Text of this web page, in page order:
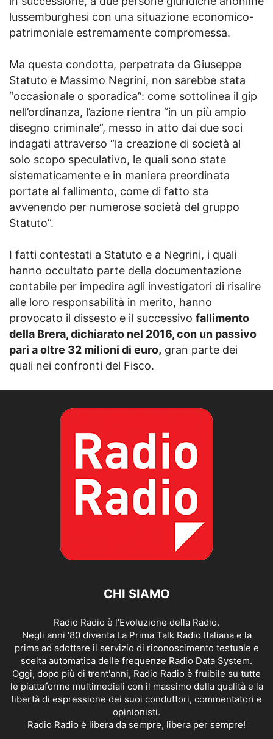
lussemburghesi con una situazione economico-
patrimoniale estremamente compromessa.
Ma questa condotta, perpetrata da Giuseppe
Statuto e Massimo Negrini, non sarebbe stata
“occasionale o sporadica”: come sottolinea il gip
nell’ordinanza, l’azione rientra “in un più ampio
disegno criminale”, messo in atto dai due soci
indagati attraverso “la creazione di società al
solo scopo speculativo, le quali sono state
sistematicamente e in maniera preordinata
portate al fallimento, come di fatto sta
avvenendo per numerose società del gruppo
Statuto”.
I fatti contestati a Statuto e a Negrini, i quali
hanno occultato parte della documentazione
contabile per impedire agli investigatori di risalire
alle loro responsabilità in merito, hanno
provocato il dissesto e il successivo fallimento
della Brera, dichiarato nel 2016, con un passivo
pari a oltre 32 milioni di euro, gran parte dei
quali nei confronti del Fisco.
CHI SIAMO
Radio Radio è l'Evoluzione della Radio.
Negli anni '80 diventa La Prima Talk Radio Italiana e la
prima ad adottare il servizio di riconoscimento testuale e
scelta automatica delle frequenze Radio Data System.
Oggi, dopo più di trent'anni, Radio Radio è fruibile su tutte
le piattaforme multimediali con il massimo della qualità e la
libertà di espressione dei suoi conduttori, commentatori e
opinionisti.
Radio Radio è libera da sempre, libera per sempre!